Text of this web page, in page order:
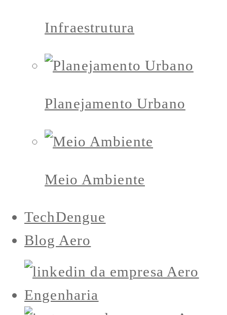
Infraestrutura
Planejamento Urbano
Meio Ambiente
TechDengue
Blog Aero